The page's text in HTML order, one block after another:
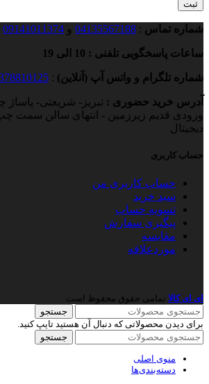
شماره تماس :
04135567188 و 09141011374
ساعات پاسخگویی تلفنی : 10 الی 19
شماره تلگرام و واتس آپ (آنلاین) :
آدرس خرید حضوری : تبریز- شریعتی- پاساژ
ورودی قدیم زیرزمین - انتهای سالن سمت چپ
دیجیتال
حساب کاربری
حساب کاربری من
سبد خرید
تسویه حساب
پیگیری سفارش
مقایسه
موردعلاقه
ای ای کالا نمامی حقوق محفوظ است
جستجو
برای دیدن محصولاتی که دنبال آن هستید تایپ کنید.
جستجو
منوی اصلی
دسته‌بندی‌ها